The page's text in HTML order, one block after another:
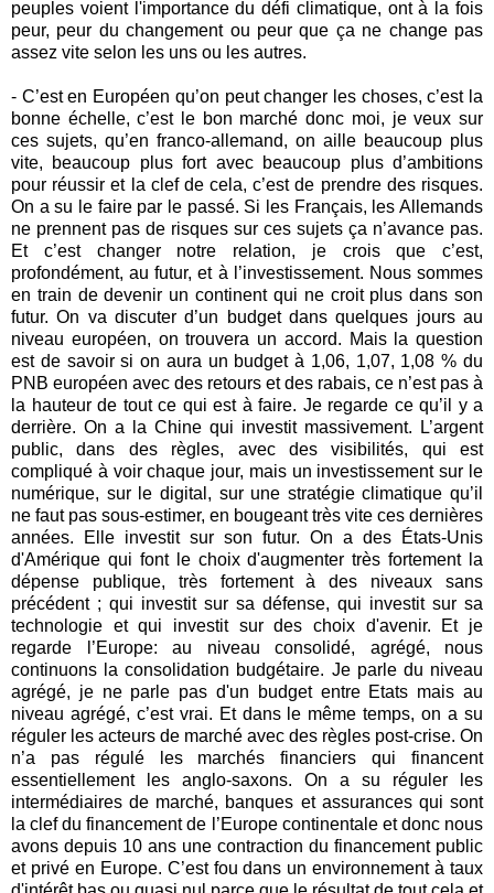
peuples voient l'importance du défi climatique, ont à la fois
peur, peur du changement ou peur que ça ne change pas
assez vite selon les uns ou les autres.
- C’est en Européen qu’on peut changer les choses, c’est la
bonne échelle, c’est le bon marché donc moi, je veux sur
ces sujets, qu’en franco-allemand, on aille beaucoup plus
vite, beaucoup plus fort avec beaucoup plus d’ambitions
pour réussir et la clef de cela, c’est de prendre des risques.
On a su le faire par le passé. Si les Français, les Allemands
ne prennent pas de risques sur ces sujets ça n’avance pas.
Et c’est changer notre relation, je crois que c’est,
profondément, au futur, et à l’investissement. Nous sommes
en train de devenir un continent qui ne croit plus dans son
futur. On va discuter d’un budget dans quelques jours au
niveau européen, on trouvera un accord. Mais la question
est de savoir si on aura un budget à 1,06, 1,07, 1,08 % du
PNB européen avec des retours et des rabais, ce n’est pas à
la hauteur de tout ce qui est à faire. Je regarde ce qu’il y a
derrière. On a la Chine qui investit massivement. L’argent
public, dans des règles, avec des visibilités, qui est
compliqué à voir chaque jour, mais un investissement sur le
numérique, sur le digital, sur une stratégie climatique qu’il
ne faut pas sous-estimer, en bougeant très vite ces dernières
années. Elle investit sur son futur. On a des États-Unis
d'Amérique qui font le choix d'augmenter très fortement la
dépense publique, très fortement à des niveaux sans
précédent ; qui investit sur sa défense, qui investit sur sa
technologie et qui investit sur des choix d'avenir. Et je
regarde l’Europe: au niveau consolidé, agrégé, nous
continuons la consolidation budgétaire. Je parle du niveau
agrégé, je ne parle pas d'un budget entre Etats mais au
niveau agrégé, c’est vrai. Et dans le même temps, on a su
réguler les acteurs de marché avec des règles post-crise. On
n’a pas régulé les marchés financiers qui financent
essentiellement les anglo-saxons. On a su réguler les
intermédiaires de marché, banques et assurances qui sont
la clef du financement de l’Europe continentale et donc nous
avons depuis 10 ans une contraction du financement public
et privé en Europe. C’est fou dans un environnement à taux